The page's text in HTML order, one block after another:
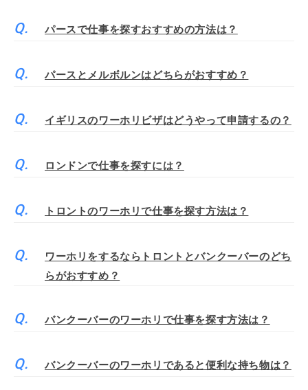
パースで仕事を探すおすすめの方法は？
パースとメルボルンはどちらがおすすめ？
イギリスのワーホリビザはどうやって申請するの？
ロンドンで仕事を探すには？
トロントのワーホリで仕事を探す方法は？
ワーホリをするならトロントとバンクーバーのどち
らがおすすめ？
バンクーバーのワーホリで仕事を探す方法は？
バンクーバーのワーホリであると便利な持ち物は？